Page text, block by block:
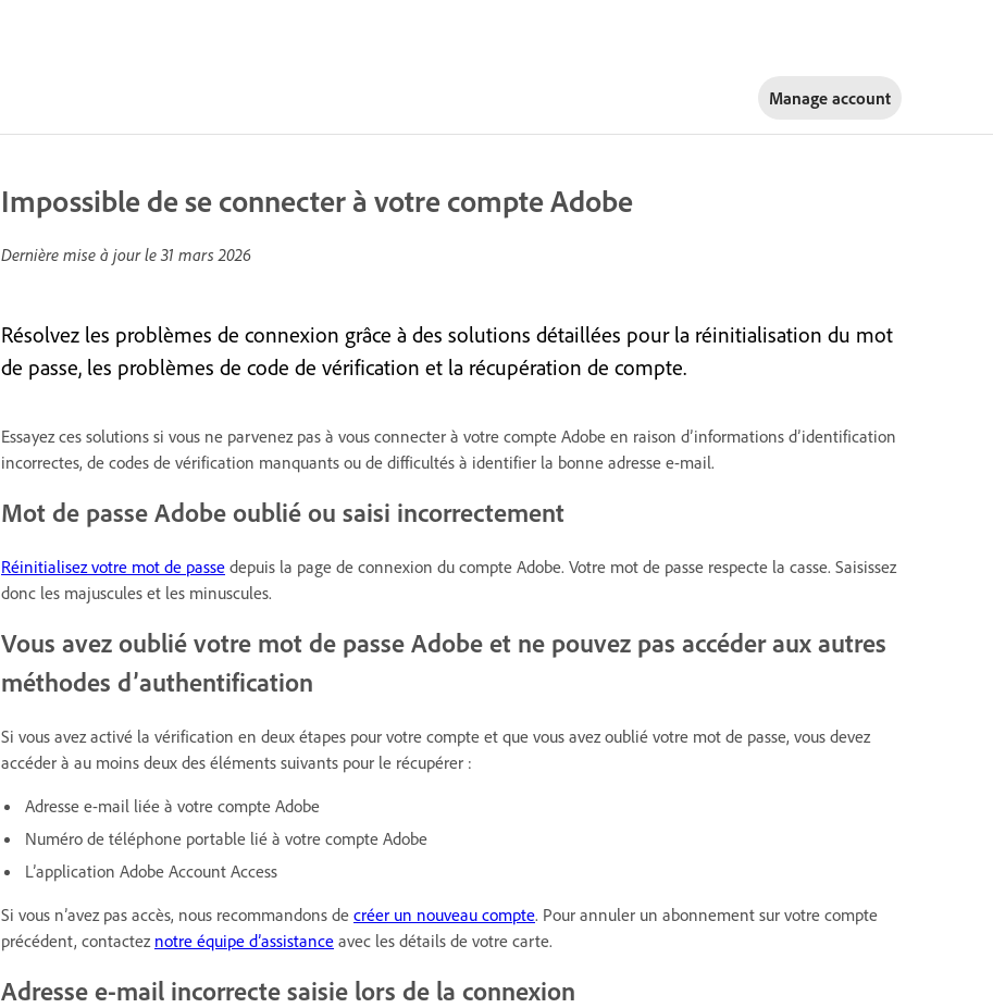
Manage account
Impossible de se connecter à votre compte Adobe
Dernière mise à jour le 31 mars 2026
Résolvez les problèmes de connexion grâce à des solutions détaillées pour la réinitialisation du mot
de passe, les problèmes de code de vérification et la récupération de compte.
Essayez ces solutions si vous ne parvenez pas à vous connecter à votre compte Adobe en raison d’informations d’identification
incorrectes, de codes de vérification manquants ou de difficultés à identifier la bonne adresse e-mail.
Mot de passe Adobe oublié ou saisi incorrectement
Réinitialisez votre mot de passe depuis la page de connexion du compte Adobe. Votre mot de passe respecte la casse. Saisissez
donc les majuscules et les minuscules.
Vous avez oublié votre mot de passe Adobe et ne pouvez pas accéder aux autres
méthodes d’authentification
Si vous avez activé la vérification en deux étapes pour votre compte et que vous avez oublié votre mot de passe, vous devez
accéder à au moins deux des éléments suivants pour le récupérer :
Adresse e-mail liée à votre compte Adobe
Numéro de téléphone portable lié à votre compte Adobe
L’application Adobe Account Access
Si vous n’avez pas accès, nous recommandons de créer un nouveau compte. Pour annuler un abonnement sur votre compte
précédent, contactez notre équipe d’assistance avec les détails de votre carte.
Adresse e-mail incorrecte saisie lors de la connexion